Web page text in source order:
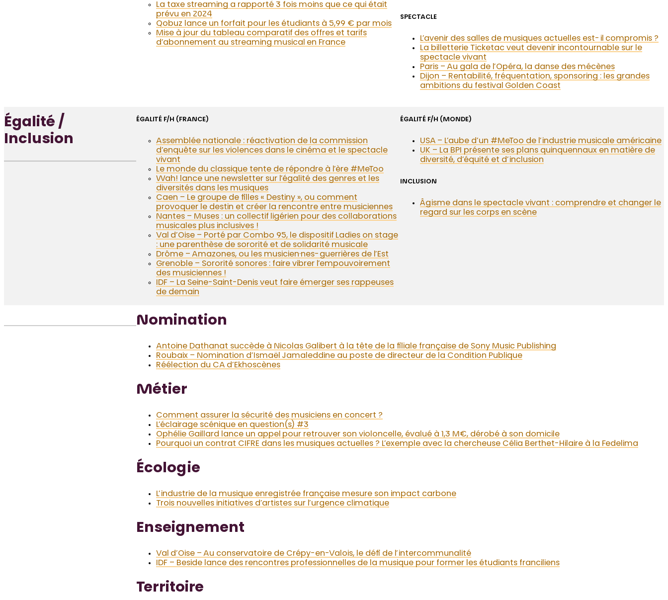
La taxe streaming a rapporté 3 fois moins que ce qui était
prévu en 2024
Qobuz lance un forfait pour les étudiants à 5,99 € par mois
Mise à jour du tableau comparatif des offres et tarifs
d’abonnement au streaming musical en France
SPECTACLE
L’avenir des salles de musiques actuelles est-il compromis ?
La billetterie Ticketac veut devenir incontournable sur le
spectacle vivant
Paris – Au gala de l’Opéra, la danse des mécènes
Dijon – Rentabilité, fréquentation, sponsoring : les grandes
ambitions du festival Golden Coast
Égalité /
Inclusion
ÉGALITÉ F/H (FRANCE)
Assemblée nationale : réactivation de la commission
d’enquête sur les violences dans le cinéma et le spectacle
vivant
Le monde du classique tente de répondre à l’ère #MeToo
Wah! lance une newsletter sur l’égalité des genres et les
diversités dans les musiques
Caen – Le groupe de filles « Destiny », ou comment
provoquer le destin et créer la rencontre entre musiciennes
Nantes – Muses : un collectif ligérien pour des collaborations
musicales plus inclusives !
Val d’Oise – Porté par Combo 95, le dispositif Ladies on stage
: une parenthèse de sororité et de solidarité musicale
Drôme – Amazones, ou les musicien·nes-guerrières de l’Est
Grenoble – Sororité sonores : faire vibrer l’empouvoirement
des musiciennes !
IDF – La Seine-Saint-Denis veut faire émerger ses rappeuses
de demain
ÉGALITÉ F/H (MONDE)
USA – L’aube d’un #MeToo de l’industrie musicale américaine
UK – La BPI présente ses plans quinquennaux en matière de
diversité, d’équité et d’inclusion
INCLUSION
Âgisme dans le spectacle vivant : comprendre et changer le
regard sur les corps en scène
Nomination
Antoine Dathanat succède à Nicolas Galibert à la tête de la filiale française de Sony Music Publishing
Roubaix – Nomination d’Ismaël Jamaleddine au poste de directeur de la Condition Publique
Réélection du CA d’Ekhoscènes
Métier
Comment assurer la sécurité des musiciens en concert ?
L’éclairage scénique en question(s) #3
Ophélie Gaillard lance un appel pour retrouver son violoncelle, évalué à 1,3 M€, dérobé à son domicile
Pourquoi un contrat CIFRE dans les musiques actuelles ? L’exemple avec la chercheuse Célia Berthet-Hilaire à la Fedelima
Écologie
L’industrie de la musique enregistrée française mesure son impact carbone
Trois nouvelles initiatives d’artistes sur l’urgence climatique
Enseignement
Val d’Oise – Au conservatoire de Crépy-en-Valois, le défi de l’intercommunalité
IDF – Beside lance des rencontres professionnelles de la musique pour former les étudiants franciliens
Territoire